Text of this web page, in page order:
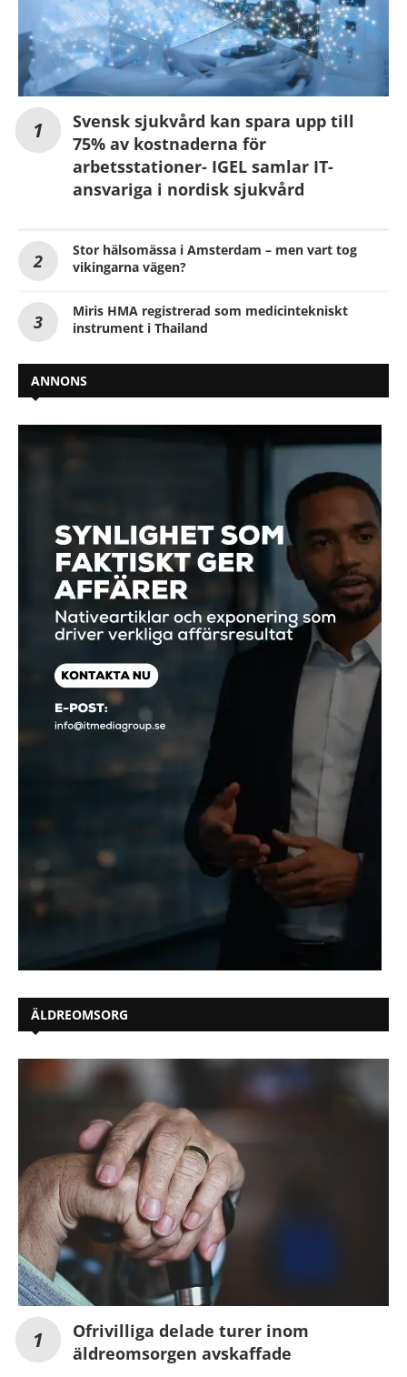
Svensk sjukvård kan spara upp till
75% av kostnaderna för
arbetsstationer- IGEL samlar IT-
ansvariga i nordisk sjukvård
Stor hälsomässa i Amsterdam – men vart tog
vikingarna vägen?
Miris HMA registrerad som medicintekniskt
instrument i Thailand
ANNONS
ÄLDREOMSORG
Ofrivilliga delade turer inom
äldreomsorgen avskaffade